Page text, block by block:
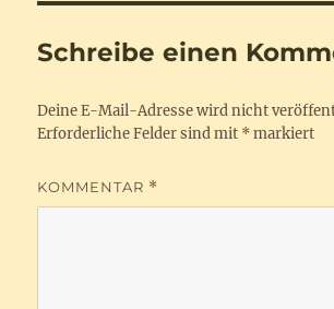
Schreibe einen
Deine E-Mail-Adresse wird nicht
Erforderliche Felder sind mit * markiert
KOMMENTAR *